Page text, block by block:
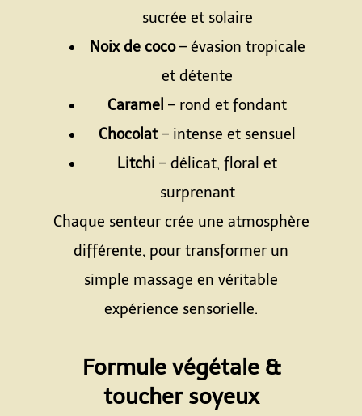
sucrée et solaire
Noix de coco– évasion tropicale
et détente
Caramel – rond et fondant
Chocolat– intense et sensuel
Litchi – délicat, floral et
surprenant
Chaque senteur crée une atmosphère
différente, pour transformer un
simple massage en véritable
expérience sensorielle.
Formule végétale &
toucher soyeux